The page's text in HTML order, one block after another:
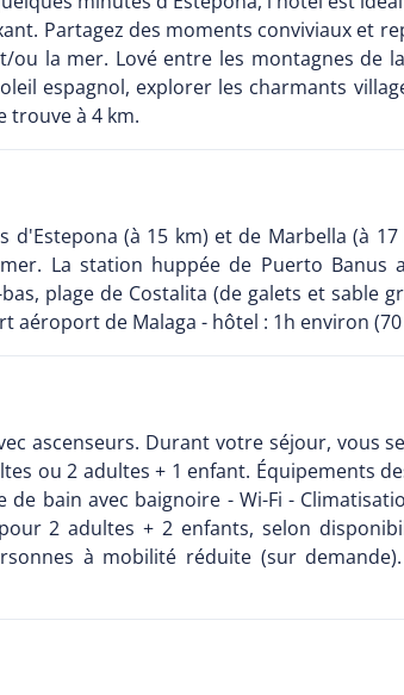
Partagez des moments conviviaux et
la mer. Lové entre les montagnes de
espagnol, explorer les charmants
trouve à 4 km.
d'Estepona (à 15 km) et de Marbella (à
La station huppée de Puerto Banus
plage de Costalita (de galets et sable
aéroport de Malaga - hôtel : 1h environ (70
ascenseurs. Durant votre séjour, vous
ou 2 adultes + 1 enfant. Équipements
bain avec baignoire - Wi-Fi -
2 adultes + 2 enfants, selon
à mobilité réduite (sur